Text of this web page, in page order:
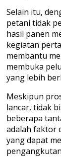
Selain itu,
petani tidak
hasil panen
kegiatan
membantu
membuka
yang lebih
Meskipun
lancar, tidak
beberapa
adalah faktor
yang dapat